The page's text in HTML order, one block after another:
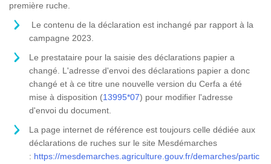
première ruche.
Le contenu de la déclaration est inchangé par rapport à la
campagne 2023.
Le prestataire pour la saisie des déclarations papier a
changé. L'adresse d'envoi des déclarations papier a donc
changé et à ce titre une nouvelle version du Cerfa a été
mise à disposition (13995*07) pour modifier l'adresse
d'envoi du document.
La page internet de référence est toujours celle dédiée aux
déclarations de ruches sur le site Mesdémarches
: https://mesdemarches.agriculture.gouv.fr/demarches/partic